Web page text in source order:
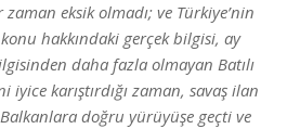
eksik olmadı; ve Türkiye’nin
hakkındaki gerçek bilgisi, ay
daha fazla olmayan Batılı
karıştırdığı zaman, savaş ilan
doğru yürüyüşe geçti ve